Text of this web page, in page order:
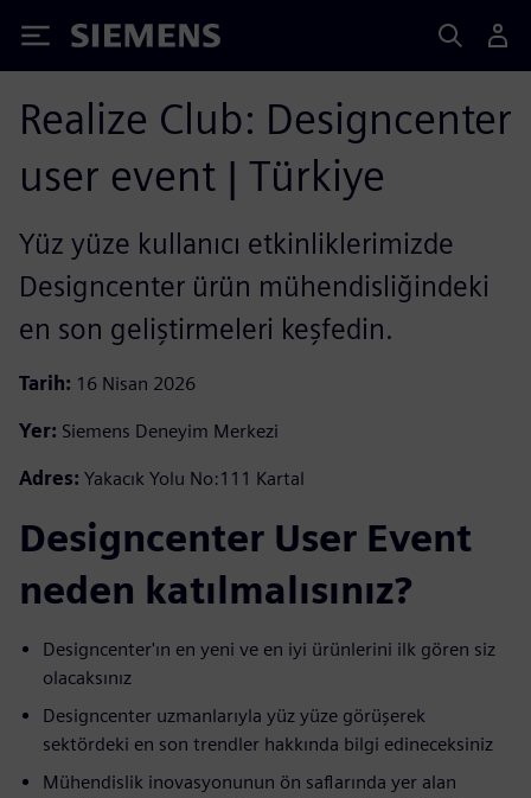
Siemens
Realize Club: Designcenter
user event | Türkiye
Yüz yüze kullanıcı etkinliklerimizde
Designcenter ürün mühendisliğindeki
en son geliştirmeleri keşfedin.
Tarih: 16 Nisan 2026
Yer: Siemens Deneyim Merkezi
Adres: Yakacık Yolu No:111 Kartal
Designcenter User Event
neden katılmalısınız?
Designcenter'ın en yeni ve en iyi ürünlerini ilk gören siz
olacaksınız
Designcenter uzmanlarıyla yüz yüze görüşerek
sektördeki en son trendler hakkında bilgi edineceksiniz
Mühendislik inovasyonunun ön saflarında yer alan